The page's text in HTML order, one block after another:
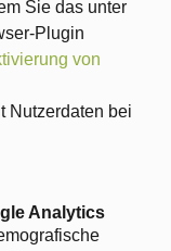
Sie das unter
Plugin
von
Nutzerdaten bei
Analytics